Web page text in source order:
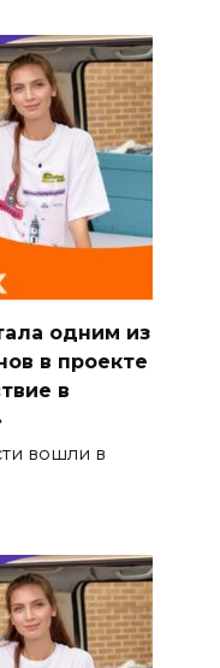
одним из
в проекте
в
вошли в